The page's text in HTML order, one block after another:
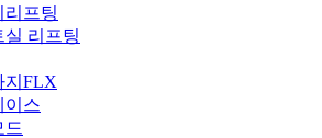
리프팅
실 리프팅
지FLX
이스
드